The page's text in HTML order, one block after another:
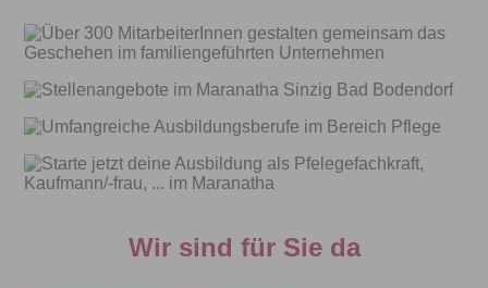
Wir sind für Sie da